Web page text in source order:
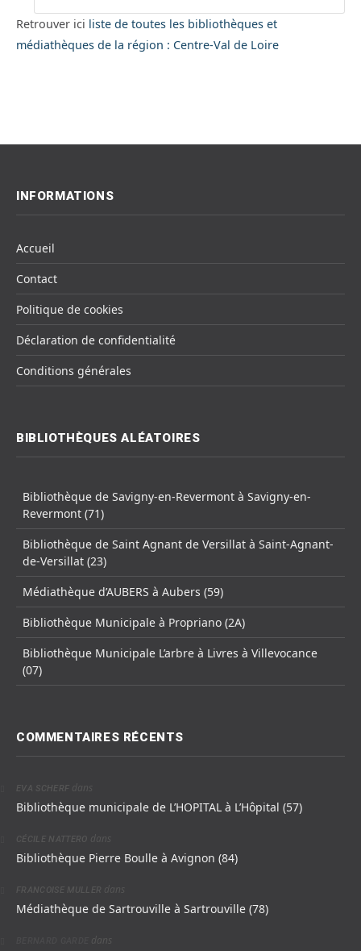
Retrouver ici liste de toutes les bibliothèques et
médiathèques de la région : Centre-Val de Loire
INFORMATIONS
Accueil
Contact
Politique de cookies
Déclaration de confidentialité
Conditions générales
BIBLIOTHÈQUES ALÉATOIRES
Bibliothèque de Savigny-en-Revermont à Savigny-en-
Revermont (71)
Bibliothèque de Saint Agnant de Versillat à Saint-Agnant-
de-Versillat (23)
Médiathèque d’AUBERS à Aubers (59)
Bibliothèque Municipale à Propriano (2A)
Bibliothèque Municipale L’arbre à Livres à Villevocance
(07)
COMMENTAIRES RÉCENTS
EVA SCHERF dans
Bibliothèque municipale de L’HOPITAL à L’Hôpital (57)
CÉCILE NATTERO dans
Bibliothèque Pierre Boulle à Avignon (84)
FRANCOISE MULLER dans
Médiathèque de Sartrouville à Sartrouville (78)
dans